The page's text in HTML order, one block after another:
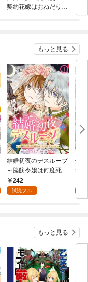
契約花嫁はおねだり上
た
もっと見る
結婚初夜のデスループ
～脳筋令嬢は何度死ん
でもめげません～【分
冊版】 1
242
試読フル
聖
れ
立
ッ
もっと見る